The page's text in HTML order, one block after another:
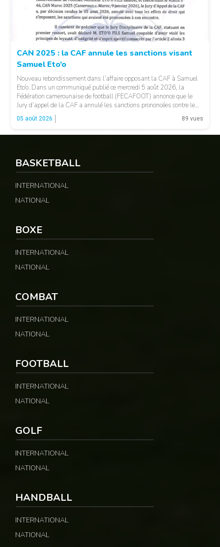
CAN 2025 : la CAF annule les sanctions visant
Samuel Eto’o
Nouveau rebondissement dans l’affaire opposant la CAF à Samuel
Eto’o. Dans un communiqué publié ce mercredi 5 août 2026, la
Fédération camerounaise de football (FECAFOOT) annonce que le
Jury d’appel de la CAF a annulé les sanctions prononcées contre le
président de la fédération camerounaise. Le dossier concernait les
incidents survenus lors du match Cameroun-Maroc […]
05 août 2026 89 vues
BASKETBALL
INTERNATIONAL
NATIONAL
BOXE
INTERNATIONAL
NATIONAL
COMBAT
INTERNATIONAL
NATIONAL
FOOTBALL
INTERNATIONAL
NATIONAL
GOLF
INTERNATIONAL
NATIONAL
HANDBALL
INTERNATIONAL
NATIONAL